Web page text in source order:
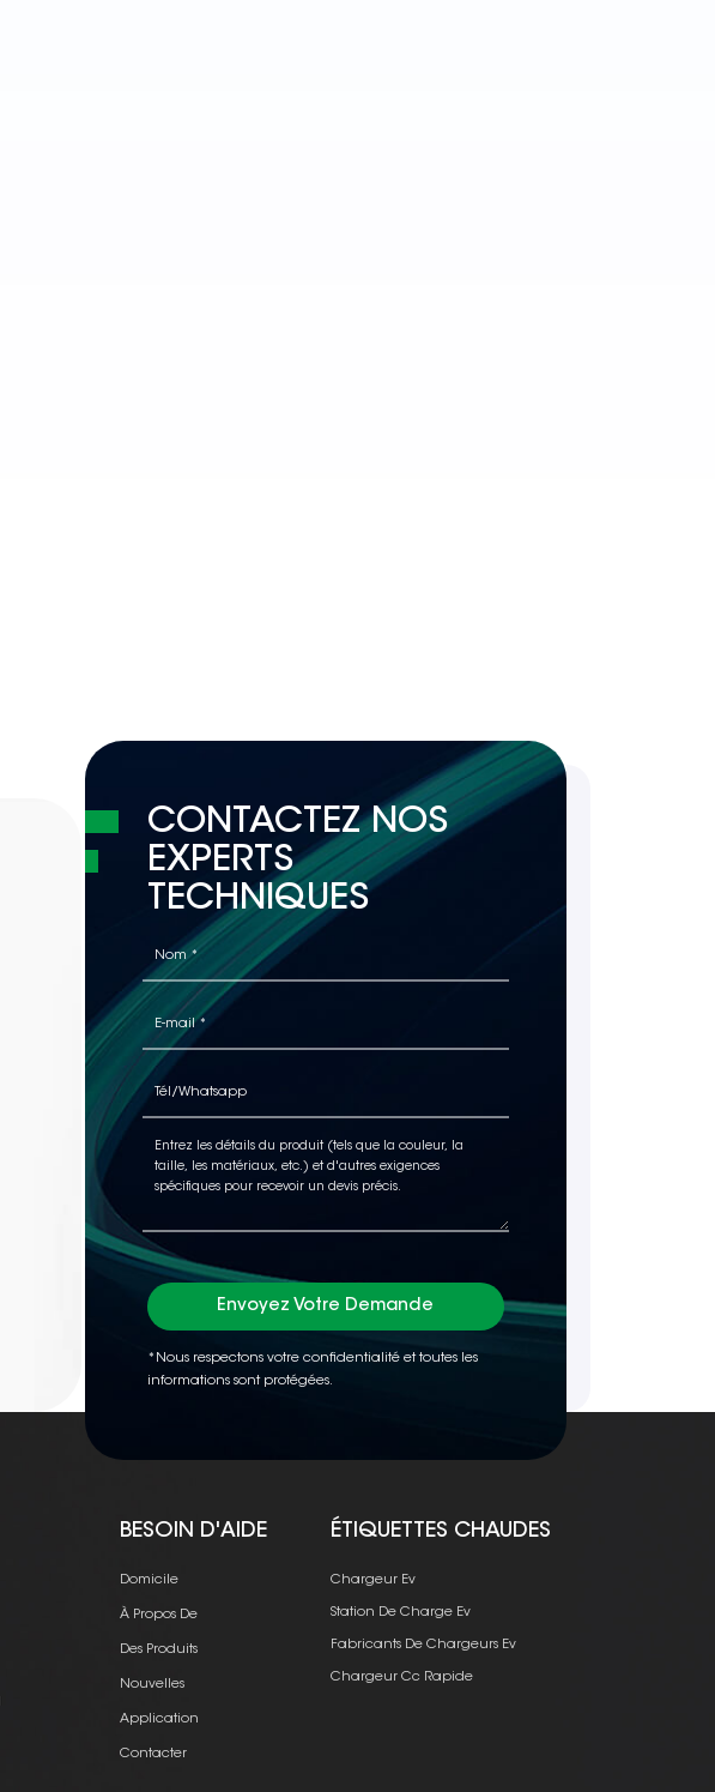
CONTACTEZ NOS
EXPERTS
TECHNIQUES
Envoyez Votre Demande
*Nous respectons votre confidentialité et toutes les
informations sont protégées.
BESOIN D'AIDE
Domicile
À Propos De
Des Produits
Nouvelles
Application
Contacter
ÉTIQUETTES CHAUDES
Chargeur Ev
Station De Charge Ev
Fabricants De Chargeurs Ev
Chargeur Cc Rapide